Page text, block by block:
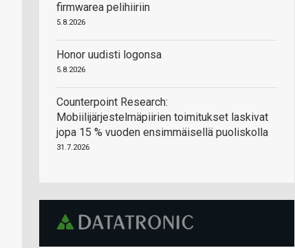
firmwarea pelihiiriin
5.8.2026
Honor uudisti logonsa
5.8.2026
Counterpoint Research:
Mobiilijärjestelmäpiirien toimitukset laskivat
jopa 15 % vuoden ensimmäisellä puoliskolla
31.7.2026